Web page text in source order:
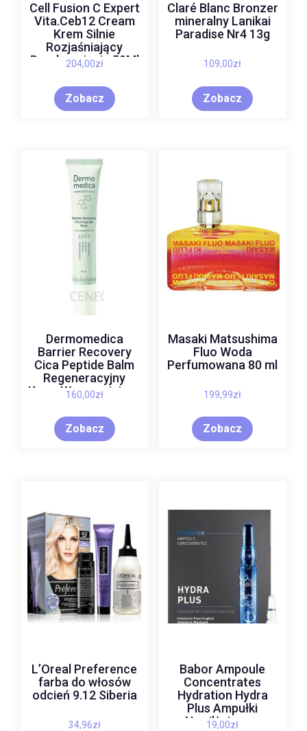
Cell Fusion C Expert
Vita.Ceb12 Cream
Krem Silnie
Rozjaśniający
Przebarwienia 50Ml
204,00zł
Zobacz
Claré Blanc Bronzer
mineralny Lanikai
Paradise Nr4 13g
109,00zł
Zobacz
Dermomedica
Barrier Recovery
Cica Peptide Balm
Regeneracyjny
Krem Wzmacniający
Barierę
Hydrolipidową 30 ml
160,00zł
Zobacz
Masaki Matsushima
Fluo Woda
Perfumowana 80 ml
199,99zł
Zobacz
L’Oreal Preference
farba do włosów
odcień 9.12 Siberia
34,96zł
Babor Ampoule
Concentrates
Hydration Hydra
Plus Ampułki
Nawilżające z
19,00zł